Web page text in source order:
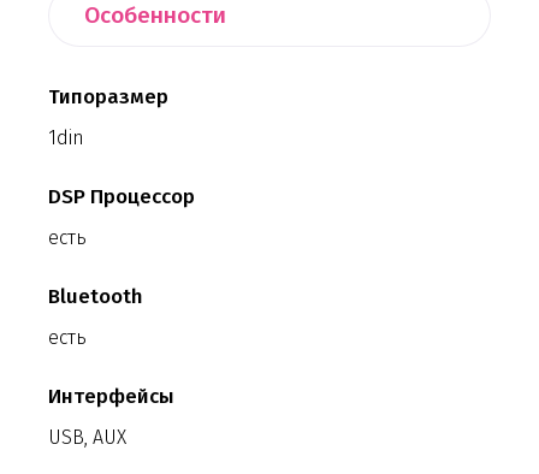
Особенности
Типоразмер
1din
DSP Процессор
есть
Bluetooth
есть
Интерфейсы
USB, AUX